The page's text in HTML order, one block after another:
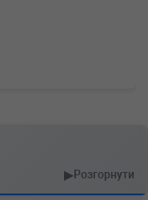
▶Розгорнути